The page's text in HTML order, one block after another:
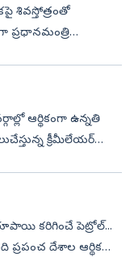
శివస్తోత్రంతో
ప్రధానమంత్రి
ఆర్థికంగా ఉన్నతి
క్రీమీలేయర్‌
కరిగించే పెట్రోల్...
దేశాల ఆర్థిక